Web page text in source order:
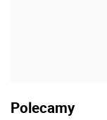
Polecamy